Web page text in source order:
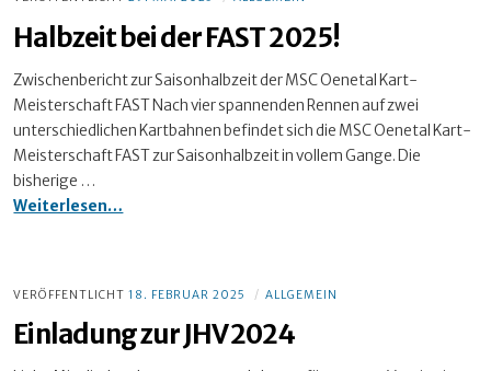
Halbzeit bei der FAST 2025!
Zwischenbericht zur Saisonhalbzeit der MSC Oenetal Kart-
Meisterschaft FAST Nach vier spannenden Rennen auf zwei
unterschiedlichen Kartbahnen befindet sich die MSC Oenetal Kart-
Meisterschaft FAST zur Saisonhalbzeit in vollem Gange. Die
bisherige …
Weiterlesen…
VERÖFFENTLICHT 18. FEBRUAR 2025 ALLGEMEIN
Einladung zur JHV 2024